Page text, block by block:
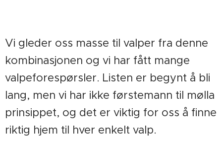
Vi gleder oss masse til valper fra denne
kombinasjonen og vi har fått mange
valpeforespørsler. Listen er begynt å bli
lang, men vi har ikke førstemann til mølla
prinsippet, og det er viktig for oss å finne
riktig hjem til hver enkelt valp.